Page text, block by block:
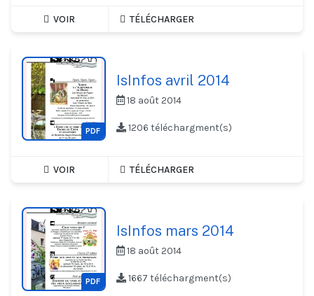
VOIR TÉLÉCHARGER
PDF
IsInfos avril 2014
18 août 2014
1206 téléchargment(s)
VOIR TÉLÉCHARGER
PDF
IsInfos mars 2014
18 août 2014
1667 téléchargment(s)